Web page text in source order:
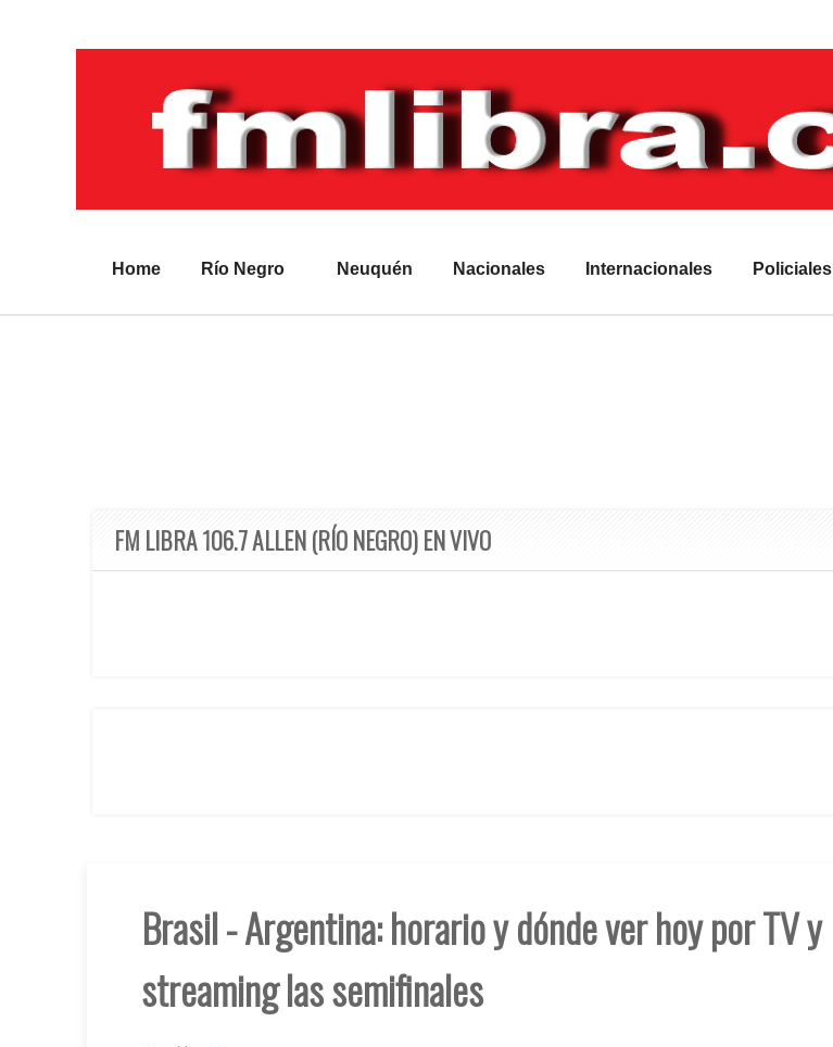
Home Río Negro Neuquén Nacionales Internacionales Policiales
FM LIBRA 106.7 ALLEN (RÍO NEGRO) EN VIVO
Brasil - Argentina: horario y dónde ver hoy por TV y
streaming las semifinales